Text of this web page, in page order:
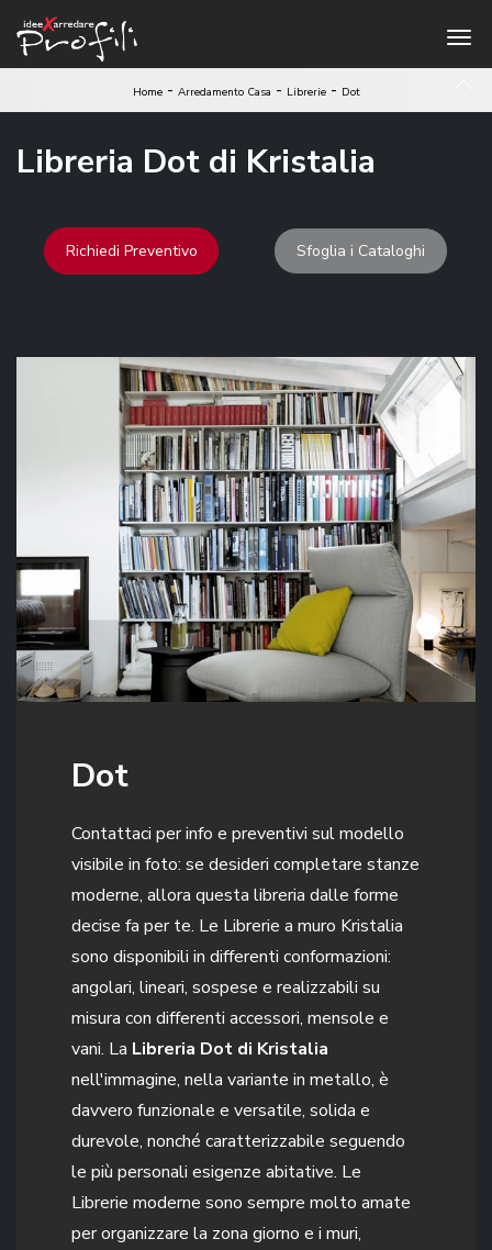
Home- Arredamento Casa - Librerie - Dot
Libreria Dot di Kristalia
Richiedi Preventivo Sfoglia i Cataloghi
Dot
Contattaci per info e preventivi sul modello
visibile in foto: se desideri completare stanze
moderne, allora questa libreria dalle forme
decise fa per te. Le Librerie a muro Kristalia
sono disponibili in differenti conformazioni:
angolari, lineari, sospese e realizzabili su
misura con differenti accessori, mensole e
vani. La Libreria Dot di Kristalia
nell'immagine, nella variante in metallo, è
davvero funzionale e versatile, solida e
durevole, nonché caratterizzabile seguendo
le più personali esigenze abitative. Le
Librerie moderne sono sempre molto amate
per organizzare la zona giorno e i muri,